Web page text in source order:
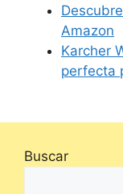
Amazon
Karcher
perfecta
Buscar